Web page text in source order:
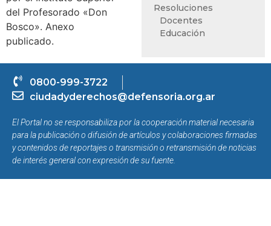
del Profesorado «Don
Bosco». Anexo
publicado.
Resoluciones
Docentes
Educación
0800-999-3722
ciudadyderechos@defensoria.org.ar
El Portal no se responsabiliza por la cooperación material necesaria
para la publicación o difusión de artículos y colaboraciones firmadas
y contenidos de reportajes o transmisión o retransmisión de noticias
de interés general con expresión de su fuente.